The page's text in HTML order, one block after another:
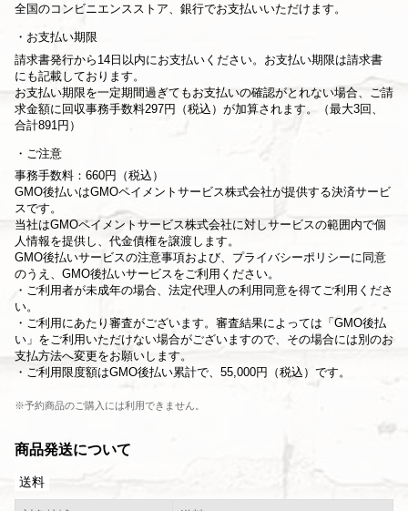
全国のコンビニエンスストア、銀行でお支払いいただけます。
お支払い期限
請求書発行から14日以内にお支払いください。お支払い期限は請求書
にも記載しております。
お支払い期限を一定期間過ぎてもお支払いの確認がとれない場合、ご請
求金額に回収事務手数料297円（税込）が加算されます。（最大3回、
合計891円）
ご注意
事務手数料：660円（税込）
GMO後払いはGMOペイメントサービス株式会社が提供する決済サービ
スです。
当社はGMOペイメントサービス株式会社に対しサービスの範囲内で個
人情報を提供し、代金債権を譲渡します。
GMO後払いサービスの注意事項および、 プライバシーポリシーに同意
のうえ、GMO後払いサービスをご利用ください。
・ご利用者が未成年の場合、法定代理人の利用同意を得てご利用くださ
い。
・ご利用にあたり審査がございます。審査結果によっては「GMO後払
い」をご利用いただけない場合がございますので、その場合には別のお
支払方法へ変更をお願いします。
・ご利用限度額はGMO後払い累計で、55,000円（税込）です。
※予約商品のご購入には利用できません。
商品発送について
送料